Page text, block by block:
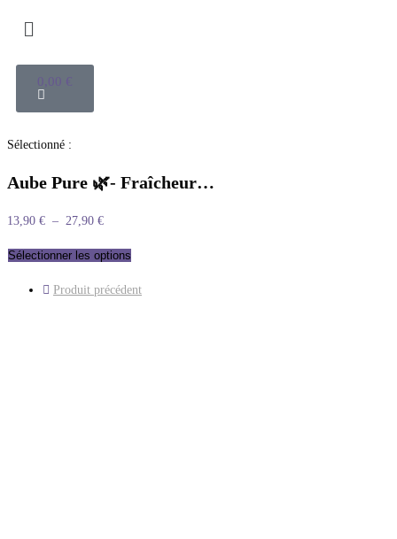
0,00 €
Sélectionné :
Aube Pure 🌿- Fraîcheur…
13,90 € – 27,90 €
Sélectionner les options
Produit précédent